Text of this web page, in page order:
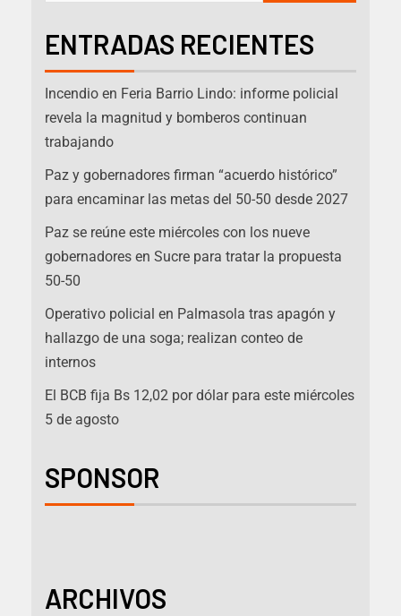
ENTRADAS RECIENTES
Incendio en Feria Barrio Lindo: informe policial
revela la magnitud y bomberos continuan
trabajando
Paz y gobernadores firman “acuerdo histórico”
para encaminar las metas del 50-50 desde 2027
Paz se reúne este miércoles con los nueve
gobernadores en Sucre para tratar la propuesta
50-50
Operativo policial en Palmasola tras apagón y
hallazgo de una soga; realizan conteo de
internos
El BCB fija Bs 12,02 por dólar para este miércoles
5 de agosto
SPONSOR
ARCHIVOS